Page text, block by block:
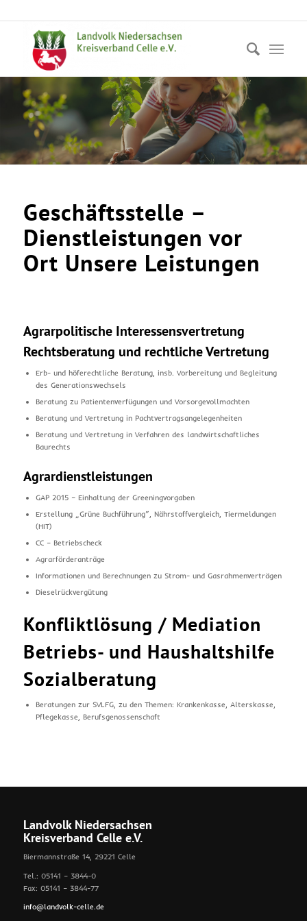
Geschäftsstelle –
Dienstleistungen vor
Ort Unsere Leistungen
Agrarpolitische Interessensvertretung
Rechtsberatung und rechtliche Vertretung
Erb- und höferechtliche Beratung, insb. Vorbereitung und Begleitung
des Generationswechsels
Beratung zu Patientenverfügungen und Vorsorgevollmachten
Beratung und Vertretung in Pachtvertragsangelegenheiten
Beratung und Vertretung in Verfahren des landwirtschaftliches
Baurechts
Agrardienstleistungen
GAP 2015 – Einhaltung der Greeningvorgaben
Erstellung „Grüne Buchführung“, Nährstoffvergleich, Tiermeldungen
(HIT)
CC – Betriebscheck
Agrarförderanträge
Informationen und Berechnungen zu Strom- und Gasrahmenverträgen
Dieselrückvergütung
Konfliktlösung / Mediation
Betriebs- und Haushaltshilfe
Sozialberatung
Beratungen zur SVLFG, zu den Themen: Krankenkasse, Alterskasse,
Pflegekasse, Berufsgenossenschaft
Landvolk Niedersachsen
Kreisverband Celle e.V.
Biermannstraße 14, 29221 Celle
Tel.: 05141 – 3844-0
Fax: 05141 – 3844-77
info@landvolk-celle.de